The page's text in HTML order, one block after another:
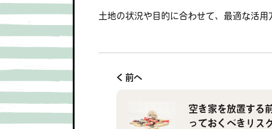
土地の状況や目的に合わせて、最適な活用
< 前へ
空き家を放置する
っておくべきリス